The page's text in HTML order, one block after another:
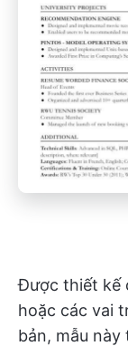
Được thiết kế
hoặc các vai
bản, mẫu